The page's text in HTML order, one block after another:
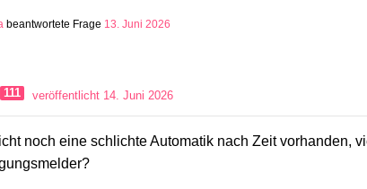
beantwortete Frage 13. Juni 2026
111 veröffentlicht 14. Juni 2026
noch eine schlichte Automatik nach Zeit vorhanden,